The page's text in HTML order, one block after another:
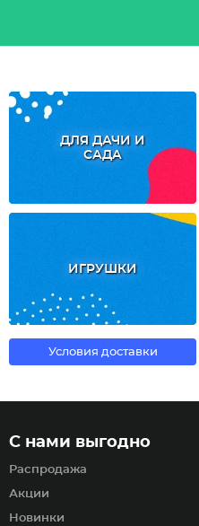
ДЛЯ ДАЧИ И
САДА
ИГРУШКИ
Условия доставки
С нами выгодно
Распродажа
Акции
Новинки